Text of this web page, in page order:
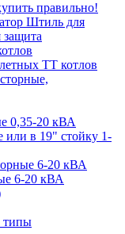
правильно!
Штиль для
защита
ТТ котлов
0,35-20 кВА
в 19" стойку 1-
6-20 кВА
6-20 кВА
типы